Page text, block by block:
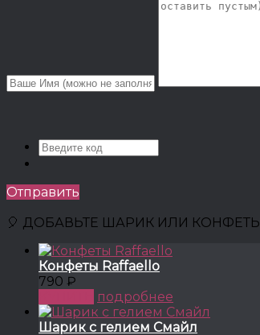
Отправить
🎈 ДОБАВЬТЕ ШАРИК ИЛИ КОНФЕТЫ
Конфеты Raffaello
790 ₽
подробнее
Шарик с гелием Смайл